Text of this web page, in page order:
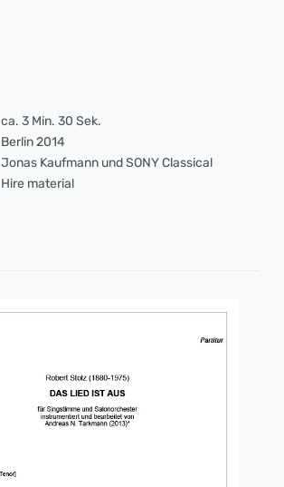
ca. 3 Min. 30 Sek.
Berlin 2014
Jonas Kaufmann und SONY Classical
Hire material